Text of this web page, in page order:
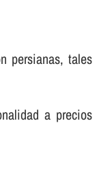
persianas, tales
a precios